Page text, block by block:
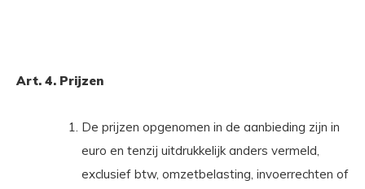
Art. 4. Prijzen
De prijzen opgenomen in de aanbieding zijn in
euro en tenzij uitdrukkelijk anders vermeld,
exclusief btw, omzetbelasting, invoerrechten of